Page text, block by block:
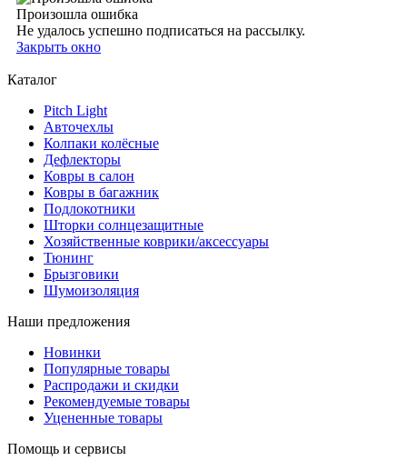
Произошла ошибка
Не удалось успешно подписаться на рассылку.
Закрыть окно
Каталог
Pitch Light
Авточехлы
Колпаки колёсные
Дефлекторы
Ковры в салон
Ковры в багажник
Подлокотники
Шторки солнцезащитные
Хозяйственные коврики/аксессуары
Тюнинг
Брызговики
Шумоизоляция
Наши предложения
Новинки
Популярные товары
Распродажи и скидки
Рекомендуемые товары
Уцененные товары
Помощь и сервисы